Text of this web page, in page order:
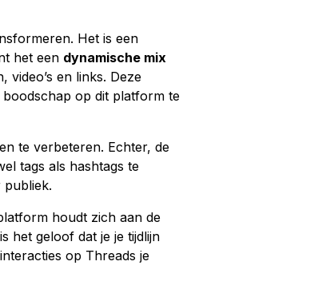
Het is een
het een dynamische mix
en links. Deze
op dit platform te
te verbeteren. Echter, de
tags als hashtags te
houdt zich aan de
het geloof dat je je tijdlijn
op Threads je